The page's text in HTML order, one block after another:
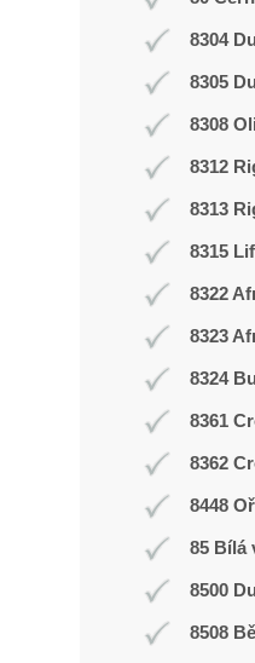
8304
8305
8308
8312
8313
8315
8322
8323
8324
8361
8362
8448
85 Bílá
8500
8508